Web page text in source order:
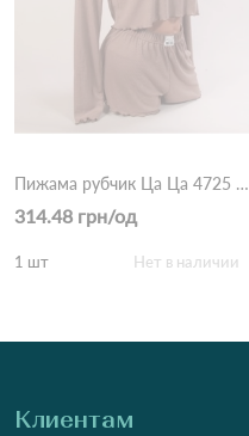
Пижама рубчик Ца Ца 4725 Шоколадный
314.48 грн/од
1 шт Нет в наличии
Клиентам